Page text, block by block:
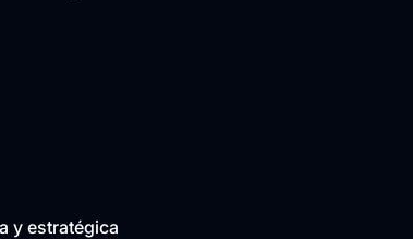
y estratégica